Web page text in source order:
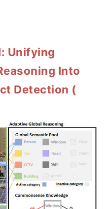
Unifying
Into
Detection (